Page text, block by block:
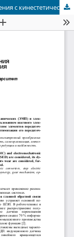
Дискретные преобразователи перемещения с кинестетическими датчиками положения